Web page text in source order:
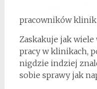
pracowników klinik
Zaskakuje jak
pracy w klinikach,
nigdzie indziej
sobie sprawy jak